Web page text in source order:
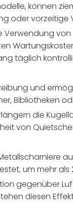
können
oder vorzeitige
Verwendung
täglich
und
Bibliotheken
die
von
um mehr
gegenüber
diesen